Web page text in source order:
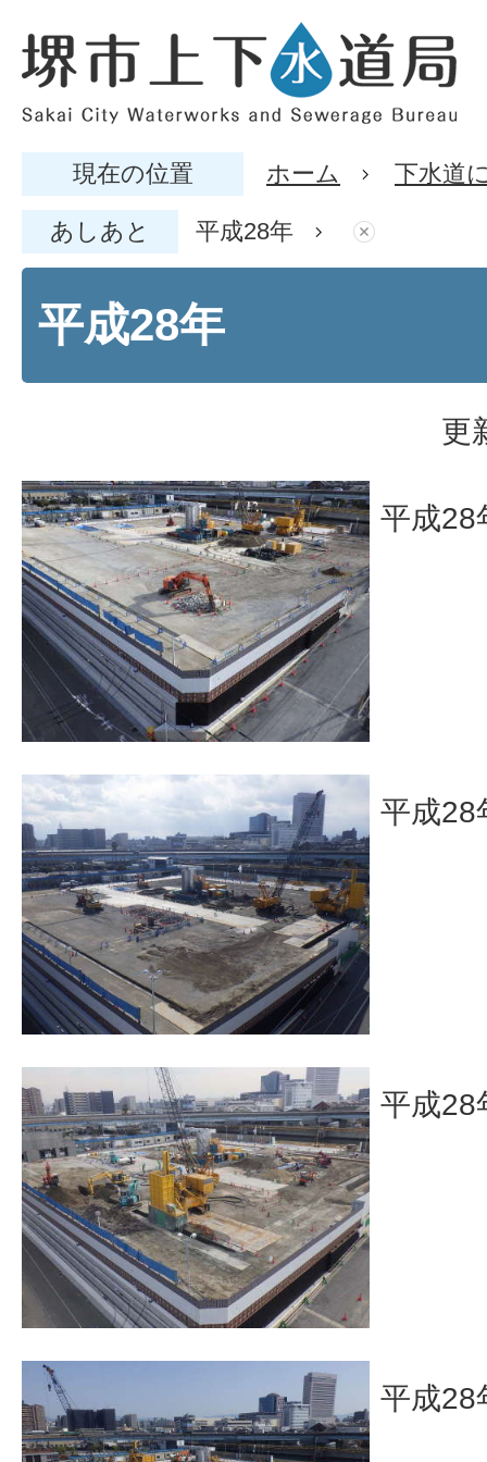
現在の位置 ホーム 下水道
あしあと 平成28年
平成28年
更
平成28
平成28
平成28
平成28